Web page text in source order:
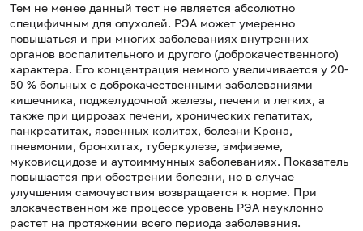
Тем не менее данный тест не является абсолютно
специфичным для опухолей. РЭА может умеренно
повышаться и при многих заболеваниях внутренних
органов воспалительного и другого (доброкачественного)
характера. Его концентрация немного увеличивается у 20-
50 % больных с доброкачественными заболеваниями
кишечника, поджелудочной железы, печени и легких, а
также при циррозах печени, хронических гепатитах,
панкреатитах, язвенных колитах, болезни Крона,
пневмонии, бронхитах, туберкулезе, эмфиземе,
муковисцидозе и аутоиммунных заболеваниях. Показатель
повышается при обострении болезни, но в случае
улучшения самочувствия возвращается к норме. При
злокачественном же процессе уровень РЭА неуклонно
растет на протяжении всего периода заболевания.